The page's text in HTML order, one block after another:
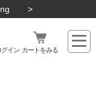
グイン カートをみる